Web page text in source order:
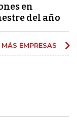
en
del año
MÁS EMPRESAS